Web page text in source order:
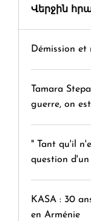
Վերջին
Démission
Tamara
guerre, on
" Tant qu'il
question d'un
KASA : 30
en Arménie